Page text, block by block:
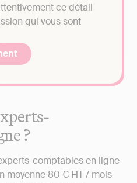
ce détail
qui vous sont
?
comptables en ligne
moyenne 80 € HT / mois